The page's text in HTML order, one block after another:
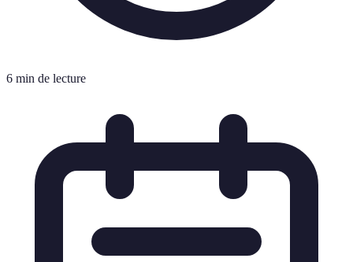
6 min de lecture